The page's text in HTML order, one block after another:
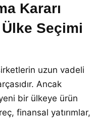
Kararı
Seçimi
uzun vadeli
Ancak
bir ülkeye ürün
finansal yatırımlar,